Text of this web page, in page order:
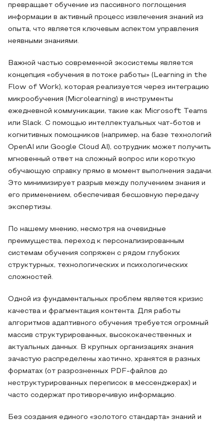
превращает обучение из пассивного поглощения
информации в активный процесс извлечения знаний из
опыта, что является ключевым аспектом управления
неявными знаниями.
Важной частью современной экосистемы является
концепция «обучения в потоке работы» (Learning in the
Flow of Work), которая реализуется через интеграцию
микрообучения (Microlearning) в инструменты
ежедневной коммуникации, такие как Microsoft Teams
или Slack. С помощью интеллектуальных чат-ботов и
когнитивных помощников (например, на базе технологий
OpenAI или Google Cloud AI), сотрудник может получить
мгновенный ответ на сложный вопрос или короткую
обучающую справку прямо в момент выполнения задачи.
Это минимизирует разрыв между получением знания и
его применением, обеспечивая бесшовную передачу
экспертизы.
По нашему мнению, несмотря на очевидные
преимущества, переход к персонализированным
системам обучения сопряжен с рядом глубоких
структурных, технологических и психологических
сложностей.
Одной из фундаментальных проблем является кризис
качества и фрагментация контента. Для работы
алгоритмов адаптивного обучения требуется огромный
массив структурированных, высококачественных и
актуальных данных. В крупных организациях знания
зачастую распределены хаотично, хранятся в разных
форматах (от разрозненных PDF-файлов до
неструктурированных переписок в мессенджерах) и
часто содержат противоречивую информацию.
Без создания единого «золотого стандарта» знаний и